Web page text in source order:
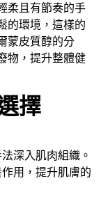
柔且有節奏的手
的環境，這樣的
蒙皮質醇的分
物，提升整體健
擇
深入肌肉組織。
用，提升肌膚的